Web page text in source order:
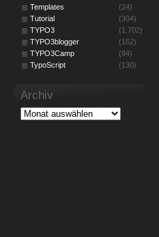
Templates
(24)
Tutorial
(304)
TYPO3
(1.702)
TYPO3blogger
(152)
TYPO3Camp
(94)
TypoScript
(130)
Archiv